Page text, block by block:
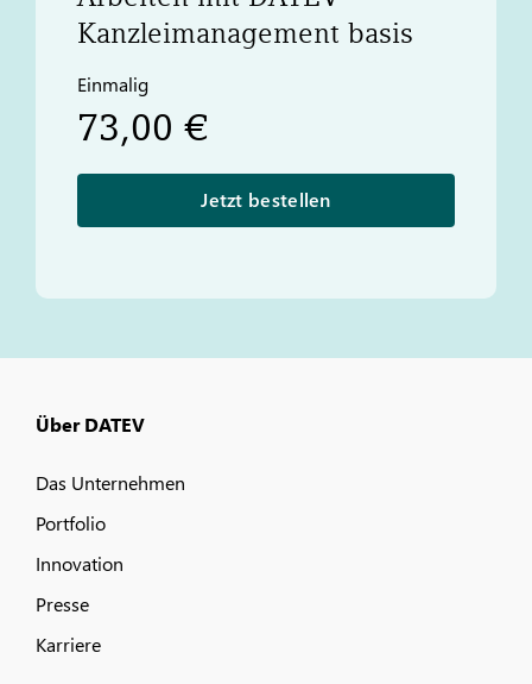
Kanzleimanagement basis
Einmalig
73,00 €
Jetzt bestellen
Über DATEV
Das Unternehmen
Portfolio
Innovation
Presse
Karriere